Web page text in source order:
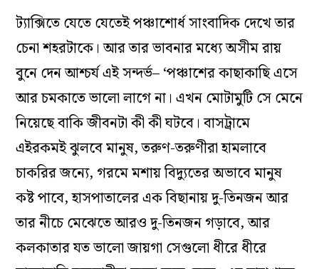
ট্যাক্সিতে যেতে যেতেই পঞ্চাশোর্ধ সাংবাদিক দেখে তার
চেনা শহরটাকে। আর তার ভাবনার মধ্যে অসীম রায়
বুনে দেন আশ্চর্য এই সন্দর্ভ– ‘পঞ্চাশের কাছাকাছি এসে
আর চমকাতে ভালো লাগে না। এখন মোটামুটি সে মেনে
নিয়েছে বাকি জীবনটা কী কী ঘটবে। বাসট্রামে
এইরকমই ঝুলবে মানুষ, তরুণ-তরুণীরা হামলাবে
চাকরির জন্যে, গরমে মশায় বিদ্যুতের অভাবে মানুষ
কষ্ট পাবে, হাসপাতালের এক বিছানায় দু-তিনজন আর
তার নীচে মেঝেতে আরও দু-তিনজন গড়াবে, আর
কলকাতার যত ভালো জায়গা সেগুলো ধীরে ধীরে